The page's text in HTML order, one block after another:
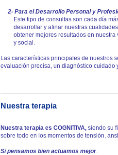
2- Para el Desarrollo Personal y
Este tipo de consultas son cada día
desarrollar y afinar nuestras cualidades
obtener mejores resultados en nuestra
y social.
Las características principales de nuestros
evaluación precisa, un diagnóstico cuidado
Nuestra terapia
Nuestra terapia es COGNITIVA, siendo su
sobre todo en los momentos de tensión,
Si pensamos bien actuamos mejor.